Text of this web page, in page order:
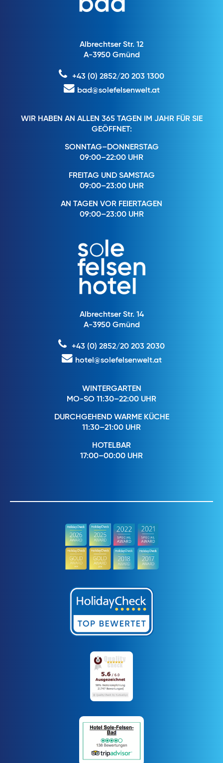
Albrechtser Str. 12
A-3950 Gmünd
+43 (0) 2852/20 203 1300
bad@solefelsenwelt.at
WIR HABEN AN ALLEN 365 TAGEN IM JAHR FÜR SIE
GEÖFFNET:
SONNTAG–DONNERSTAG
09:00–22:00 UHR
FREITAG UND SAMSTAG
09:00–23:00 UHR
AN TAGEN VOR FEIERTAGEN
09:00–23:00 UHR
Albrechtser Str. 14
A-3950 Gmünd
+43 (0) 2852/20 203 2030
hotel@solefelsenwelt.at
WINTERGARTEN
MO-SO 11:30–22:00 UHR
DURCHGEHEND WARME KÜCHE
11:30–21:00 UHR
HOTELBAR
17:00–00:00 UHR